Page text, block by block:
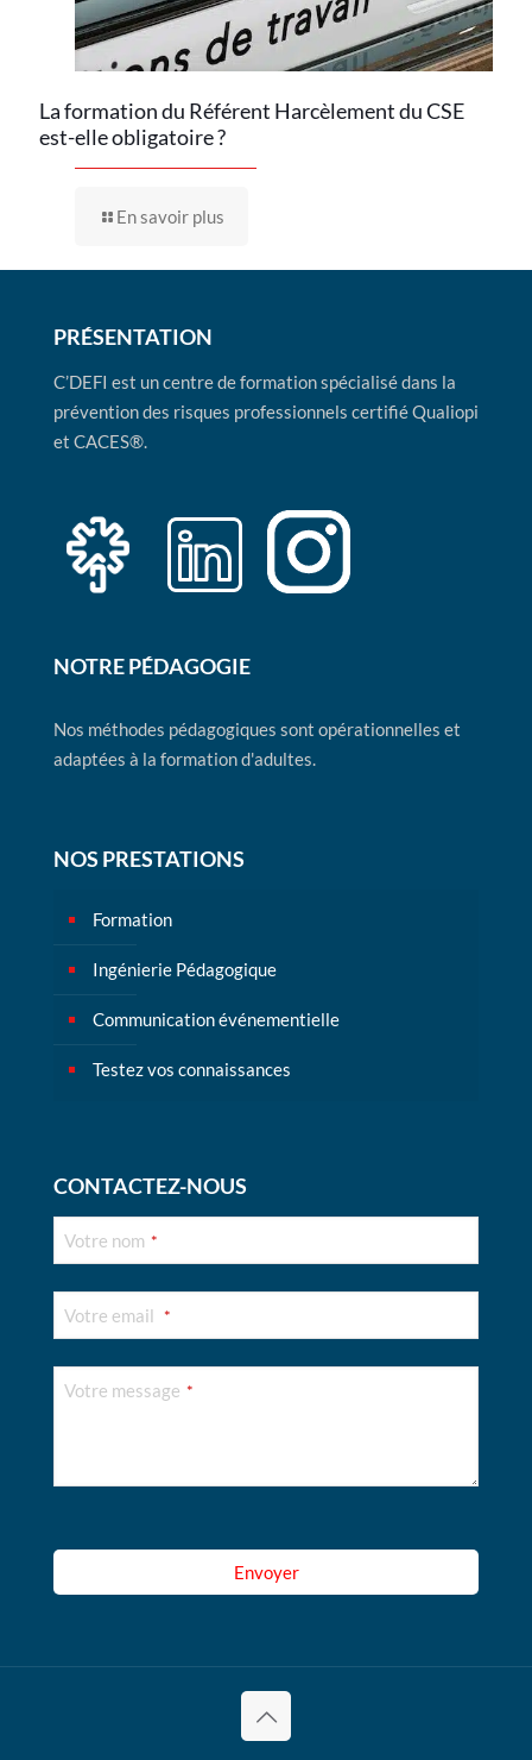
La formation du Référent Harcèlement du CSE
est-elle obligatoire ?
En savoir plus
PRÉSENTATION
C’DEFI est un centre de formation spécialisé dans la
prévention des risques professionnels certifié Qualiopi
et CACES®.
NOTRE PÉDAGOGIE
Nos méthodes pédagogiques sont opérationnelles et
adaptées à la formation d'adultes.
NOS PRESTATIONS
Formation
Ingénierie Pédagogique
Communication événementielle
Testez vos connaissances
CONTACTEZ-NOUS
Votre nom *
Votre email *
Votre message *
Name
Envoyer